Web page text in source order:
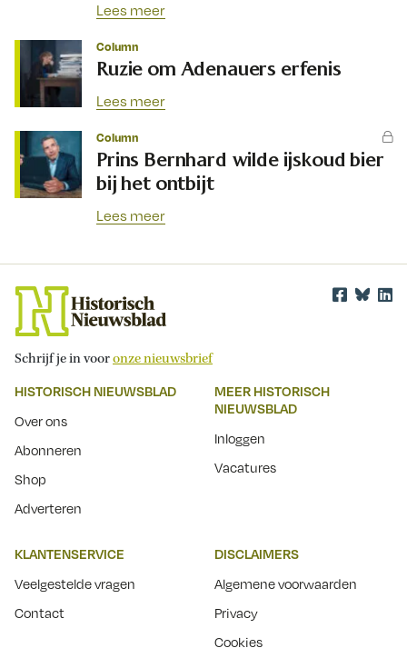
Lees meer
Column
Ruzie om Adenauers erfenis
Lees meer
Column
Prins Bernhard wilde ijskoud bier
bij het ontbijt
Lees meer
Schrijf je in vooronze nieuwsbrief
HISTORISCH NIEUWSBLAD
Over ons
Abonneren
Shop
Adverteren
MEER HISTORISCH
NIEUWSBLAD
Inloggen
Vacatures
KLANTENSERVICE
Veelgestelde vragen
Contact
DISCLAIMERS
Algemene voorwaarden
Privacy
Cookies